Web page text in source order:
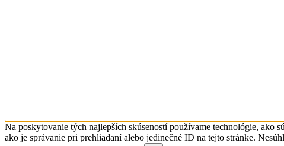
Na poskytovanie tých najlepších skúseností používame technológie, ako
ako je správanie pri prehliadaní alebo jedinečné ID na tejto stránke.